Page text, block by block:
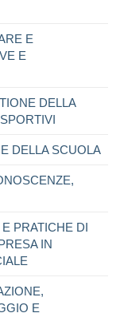
E
E
DELLA
DELLA SCUOLA
PRATICHE DI
IN
E